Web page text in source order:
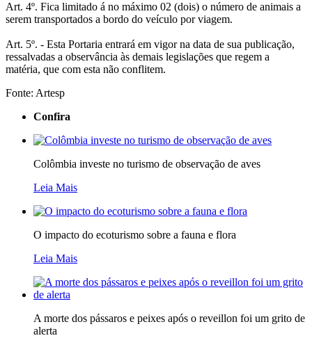
Art. 4º. Fica limitado á no máximo 02 (dois) o número de animais a
serem transportados a bordo do veículo por viagem.
Art. 5º. - Esta Portaria entrará em vigor na data de sua publicação,
ressalvadas a observância às demais legislações que regem a
matéria, que com esta não conflitem.
Fonte: Artesp
Confira
Colômbia investe no turismo de observação de aves
Leia Mais
O impacto do ecoturismo sobre a fauna e flora
Leia Mais
A morte dos pássaros e peixes após o reveillon foi um grito de
alerta